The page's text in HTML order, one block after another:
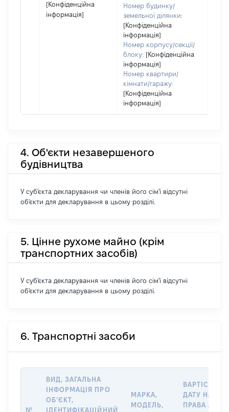
[Конфіденційна
інформація]
Номер будинку/
земельної ділянки:
[Конфіденційна
інформація]
Номер корпусу/секції/
блоку: [Конфіденційна
інформація]
Номер квартири/
кімнати/гаражу:
[Конфіденційна
інформація]
4. Об'єкти незавершеного
будівництва
У суб'єкта декларування чи членів його сім'ї відсутні
об'єкти для декларування в цьому розділі.
5. Цінне рухоме майно (крім
транспортних засобів)
У суб'єкта декларування чи членів його сім'ї відсутні
об'єкти для декларування в цьому розділі.
6. Транспортні засоби
№
ВИД, ЗАГАЛЬНА
ІНФОРМАЦІЯ ПРО
ОБʼЄКТ,
ІДЕНТИФІКАЦІЙНИЙ
МАРКА,
МОДЕЛЬ,
ВАРТІСТЬ НА
ДАТУ
ПРАВА АБО